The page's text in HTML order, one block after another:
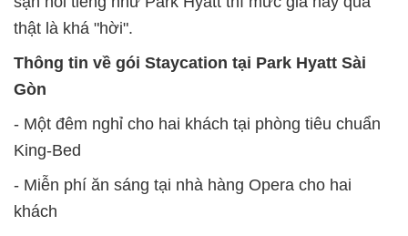
thật là khá "hời".
Thông tin về gói Staycation tại Park Hyatt Sài
Gòn
- Một đêm nghỉ cho hai khách tại phòng tiêu chuẩn
King-Bed
- Miễn phí ăn sáng tại nhà hàng Opera cho hai
khách